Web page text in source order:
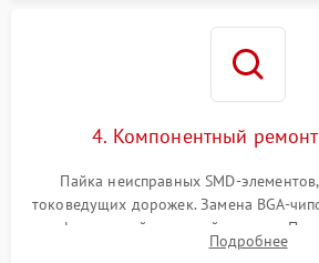
4. Компонентный
Пайка неисправных SMD-
токоведущих дорожек. Замена BGA-
инфракрасной паяльной станции.
BIOS или замена поврежденных
Подробнее